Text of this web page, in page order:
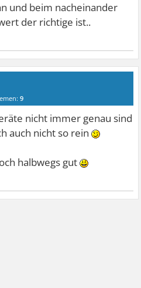
und beim nacheinander
der richtige ist..
9
nicht immer genau sind
auch nicht so rein
halbwegs gut